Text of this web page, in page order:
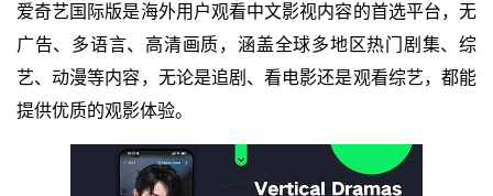
爱奇艺国际版是海外用户观看中文影视内容的首选平台，无
广告、多语言、高清画质，涵盖全球多地区热门剧集、综
艺、动漫等内容，无论是追剧、看电影还是观看综艺，都能
提供优质的观影体验。